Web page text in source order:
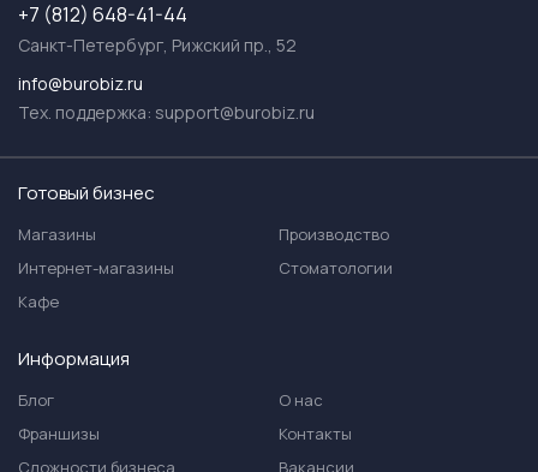
+7 (812) 648-41-44
Санкт-Петербург, Рижский пр., 52
info@burobiz.ru
Тех. поддержка: support@burobiz.ru
Готовый бизнес
Магазины
Интернет-магазины
Кафе
Производство
Стоматологии
Информация
Блог
Франшизы
Сложности бизнеса
О нас
Контакты
Вакансии